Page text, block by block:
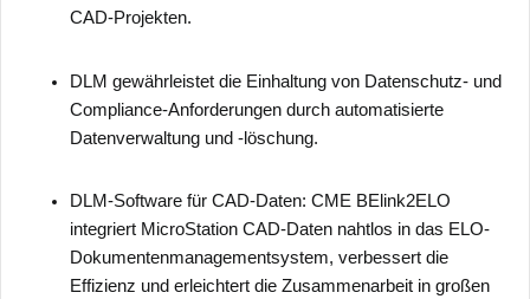
CAD-Projekten.
DLM gewährleistet die Einhaltung von Datenschutz- und
Compliance-Anforderungen durch automatisierte
Datenverwaltung und -löschung.
DLM-Software für CAD-Daten: CME BElink2ELO
integriert MicroStation CAD-Daten nahtlos in das ELO-
Dokumentenmanagementsystem, verbessert die
Effizienz und erleichtert die Zusammenarbeit in großen